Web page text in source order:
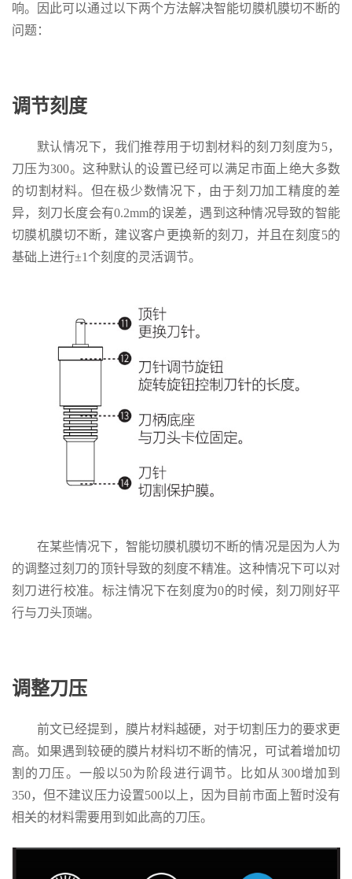
响。因此可以通过以下两个方法解决智能切膜机膜切不断的
问题：
调节刻度
默认情况下，我们推荐用于切割材料的刻刀刻度为5，
刀压为300。这种默认的设置已经可以满足市面上绝大多数
的切割材料。但在极少数情况下，由于刻刀加工精度的差
异，刻刀长度会有0.2mm的误差，遇到这种情况导致的智能
切膜机膜切不断，建议客户更换新的刻刀，并且在刻度5的
基础上进行±1个刻度的灵活调节。
在某些情况下，智能切膜机膜切不断的情况是因为人为
的调整过刻刀的顶针导致的刻度不精准。这种情况下可以对
刻刀进行校准。标注情况下在刻度为0的时候，刻刀刚好平
行与刀头顶端。
调整刀压
前文已经提到，膜片材料越硬，对于切割压力的要求更
高。如果遇到较硬的膜片材料切不断的情况，可试着增加切
割的刀压。一般以50为阶段进行调节。比如从300增加到
350，但不建议压力设置500以上，因为目前市面上暂时没有
相关的材料需要用到如此高的刀压。